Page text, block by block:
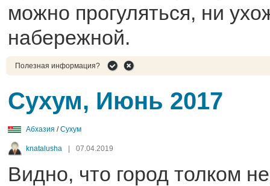
можно прогуляться, ни
набережной.
Полезная информация?
Сухум, Июнь 2017
Абхазия /Сухум
knatalusha 07.04.2019
Видно, что город толком